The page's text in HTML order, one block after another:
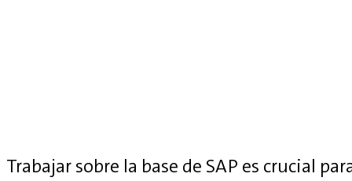
Trabajar sobre la base de SAP es crucial